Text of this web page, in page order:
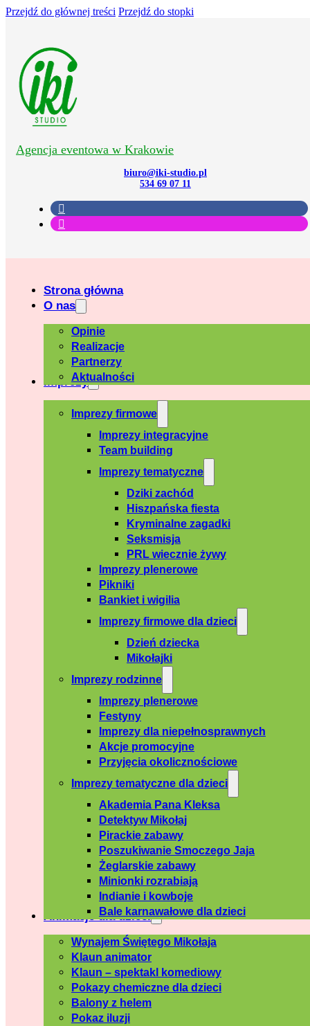
Przejdź do głównej treści Przejdź do stopki
Agencja eventowa w Krakowie
biuro@iki-studio.pl
534 69 07 11
Strona główna
O nas
Opinie
Realizacje
Partnerzy
Aktualności
Imprezy
Imprezy firmowe
Imprezy integracyjne
Team building
Imprezy tematyczne
Dziki zachód
Hiszpańska fiesta
Kryminalne zagadki
Seksmisja
PRL wiecznie żywy
Imprezy plenerowe
Pikniki
Bankiet i wigilia
Imprezy firmowe dla dzieci
Dzień dziecka
Mikołajki
Imprezy rodzinne
Imprezy plenerowe
Festyny
Imprezy dla niepełnosprawnych
Akcje promocyjne
Przyjęcia okolicznościowe
Imprezy tematyczne dla dzieci
Akademia Pana Kleksa
Detektyw Mikołaj
Pirackie zabawy
Poszukiwanie Smoczego Jaja
Żeglarskie zabawy
Minionki rozrabiają
Indianie i kowboje
Bale karnawałowe dla dzieci
Animacje dla dzieci
Wynajem Świętego Mikołaja
Klaun animator
Klaun – spektakl komediowy
Pokazy chemiczne dla dzieci
Balony z helem
Pokaz iluzji